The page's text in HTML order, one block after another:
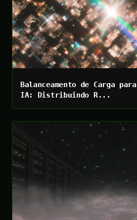
Balanceamento de Carga
IA: Distribuindo R...